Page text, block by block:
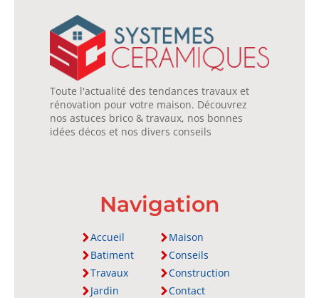
Toute l'actualité des tendances travaux et
rénovation pour votre maison. Découvrez
nos astuces brico & travaux, nos bonnes
idées décos et nos divers conseils
Navigation
Accueil
Batiment
Travaux
Jardin
Maison
Conseils
Construction
Contact